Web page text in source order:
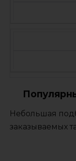
Небольшая
заказываемых